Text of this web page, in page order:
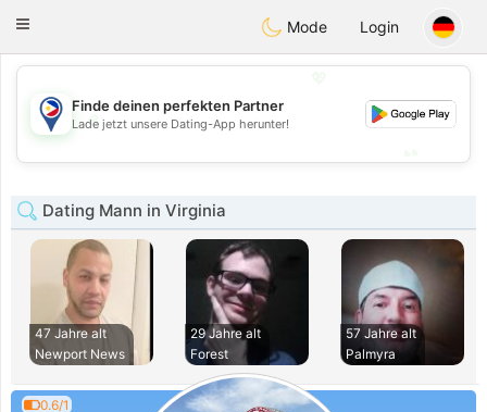
Philippines Chat
Toggle
Mode Login
💖
💕
Finde deinen perfekten Partner
Lade jetzt unsere Dating-App herunter!
Dating Mann in Virginia
47 Jahre alt
Newport News
29 Jahre alt
Forest
57 Jahre alt
Palmyra
0.6/1